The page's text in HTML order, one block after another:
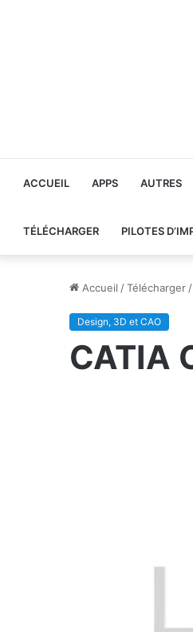
ACCUEIL APPS AUTRES
TÉLÉCHARGER PILOTES
Accueil /Télécharger /
Design, 3D et CAO
CATIA